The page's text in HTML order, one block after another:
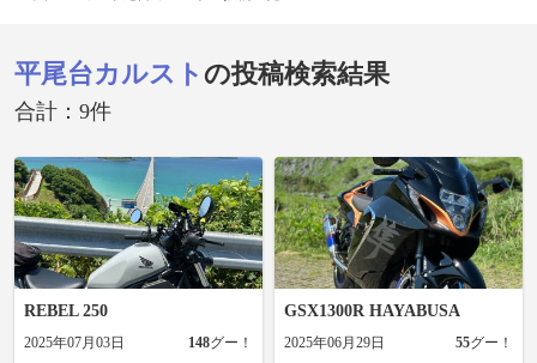
平尾台カルスト の投稿検索結果
合計：9件
REBEL 250
2025年07月03日 148グー！
GSX1300R HAYABUSA
2025年06月29日 55グー！